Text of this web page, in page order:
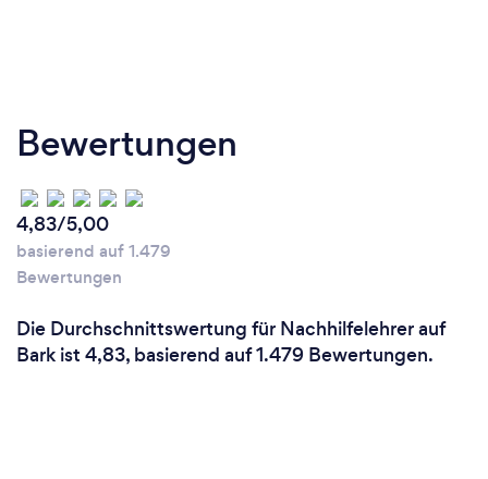
Bewertungen
4,83/5,00
basierend auf 1.479
Bewertungen
Die Durchschnittswertung für Nachhilfelehrer auf
Bark ist 4,83, basierend auf 1.479 Bewertungen.